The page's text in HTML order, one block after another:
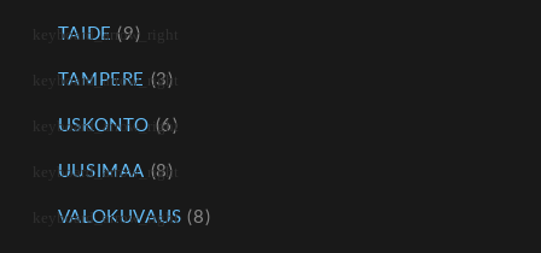
TAIDE (9)
TAMPERE (3)
USKONTO (6)
UUSIMAA (8)
VALOKUVAUS (8)